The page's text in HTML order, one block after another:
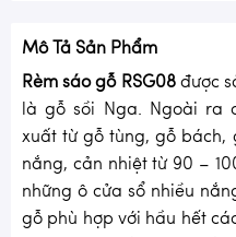
Mô Tả Sản Phẩm
Rèm sáo gỗ RSG08được
là gỗ sồi Nga. Ngoài ra
xuất từ gỗ tùng, gỗ bách,
nắng, cản nhiệt từ 90 –
những ô cửa sổ nhiều
gỗ phù hợp với hầu hết